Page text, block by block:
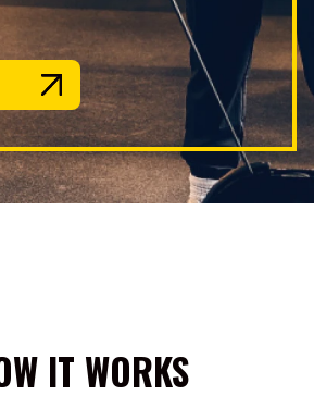
IT WORKS